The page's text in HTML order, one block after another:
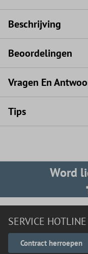
Beschrijving
Beoordelingen
Vragen En
Tips
Word
SERVICE HOTLINE
Contract herroepen